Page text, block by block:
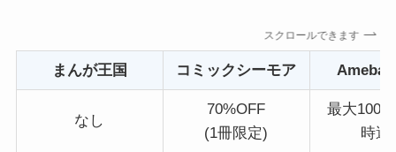
スクロールできます
まんが王国 コミックシーモア Ameba
なし
70%OFF
(1冊限定)
最大100
時還